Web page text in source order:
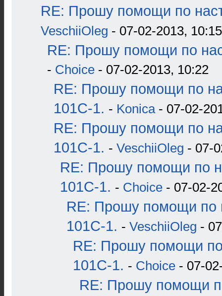
RE: Прошу помощи по
VeschiiOleg - 07-02-2013, 10:15
RE: Прошу помощи по
- Choice - 07-02-2013, 10:22
RE: Прошу помощи по
101С-1. - Konica- 07-02-
RE: Прошу помощи по
101С-1. - VeschiiOleg - 07-
RE: Прошу помощи по
101С-1. - Choice - 07-02-
RE: Прошу помощи по
101С-1. - VeschiiOleg -
RE: Прошу помощи
101С-1. - Choice - 07-
RE: Прошу помощи